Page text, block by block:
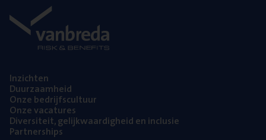
Inzich­ten
Duur­zaam­heid
Onze bedrijfs­cul­tuur
Onze vaca­tu­res
Diver­si­teit, gelijk­waar­dig­heid en inclusie
Part­ner­ships